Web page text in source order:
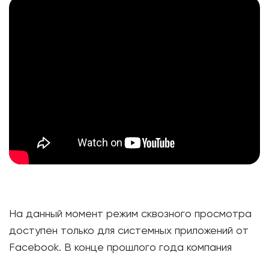
На данный момент режим сквозного просмотра
доступен только для системных приложений от
Facebook. В конце прошлого года компания